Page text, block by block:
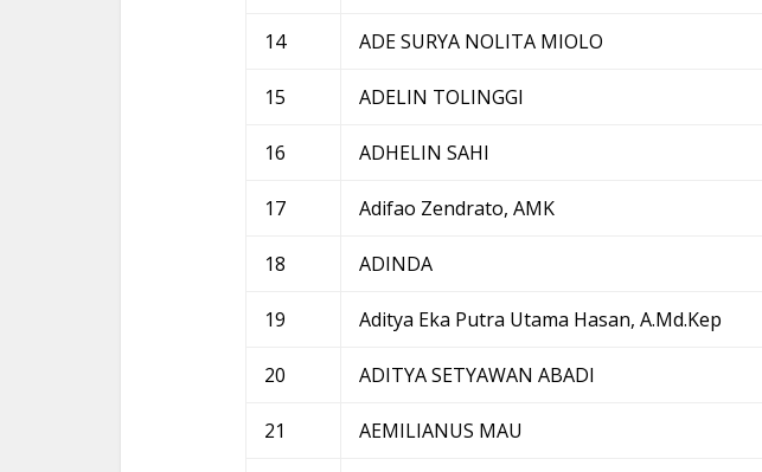
14 ADE SURYA NOLITA MIOLO
15 ADELIN TOLINGGI
16 ADHELIN SAHI
17 Adifao Zendrato, AMK
18 ADINDA
19 Aditya Eka Putra Utama Hasan, A.Md.Kep
20 ADITYA SETYAWAN ABADI
21 AEMILIANUS MAU